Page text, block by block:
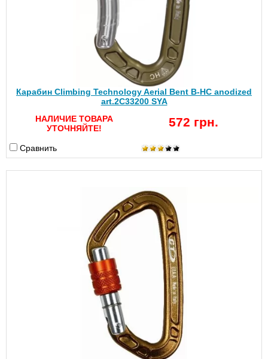
Карабин Climbing Technology Aerial Bent B-HC anodized
art.2C33200 SYA
НАЛИЧИЕ ТОВАРА
УТОЧНЯЙТЕ!
572 грн.
Сравнить